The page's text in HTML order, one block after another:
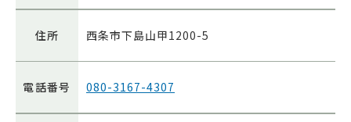
住所 西条市下島山甲1200-5
電話番号 080-3167-4307